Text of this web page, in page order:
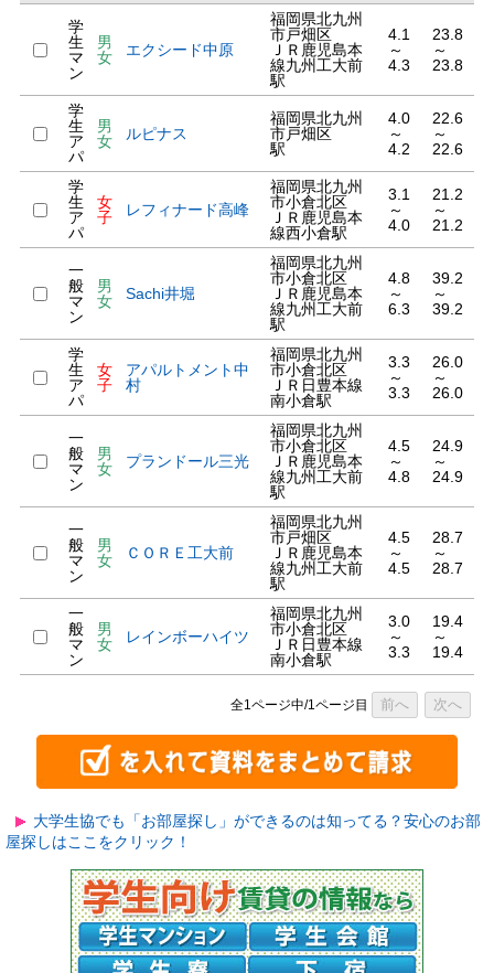
学
生
マ
ン
男
女
エクシード中原
福岡県北九州
市戸畑区
ＪＲ鹿児島本
線九州工大前
駅
4.1
～
4.3
23.8
～
23.8
学
生
ア
パ
男
女
ルピナス
福岡県北九州
市戸畑区
駅
4.0
～
4.2
22.6
～
22.6
学
生
ア
パ
女
子
レフィナード高峰
福岡県北九州
市小倉北区
ＪＲ鹿児島本
線西小倉駅
3.1
～
4.0
21.2
～
21.2
一
般
マ
ン
男
女
Sachi井堀
福岡県北九州
市小倉北区
ＪＲ鹿児島本
線九州工大前
駅
4.8
～
6.3
39.2
～
39.2
学
生
ア
パ
女
子
アパルトメント中
村
福岡県北九州
市小倉北区
ＪＲ日豊本線
南小倉駅
3.3
～
3.3
26.0
～
26.0
一
般
マ
ン
男
女
プランドール三光
福岡県北九州
市小倉北区
ＪＲ鹿児島本
線九州工大前
駅
4.5
～
4.8
24.9
～
24.9
一
般
マ
ン
男
女
ＣＯＲＥ工大前
福岡県北九州
市戸畑区
ＪＲ鹿児島本
線九州工大前
駅
4.5
～
4.5
28.7
～
28.7
一
般
マ
ン
男
女
レインボーハイツ
福岡県北九州
市小倉北区
ＪＲ日豊本線
南小倉駅
3.0
～
3.3
19.4
～
19.4
全1ページ中/1ページ目 前へ 次へ
大学生協でも「お部屋探し」ができるのは知ってる？安心のお部
屋探しはここをクリック！